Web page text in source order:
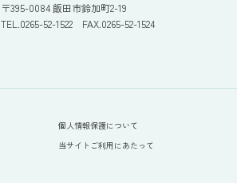
〒395-0084 飯田市鈴加町2-19
TEL.0265-52-1522 FAX.0265-52-1524
個人情報保護について
当サイトご利用にあたって